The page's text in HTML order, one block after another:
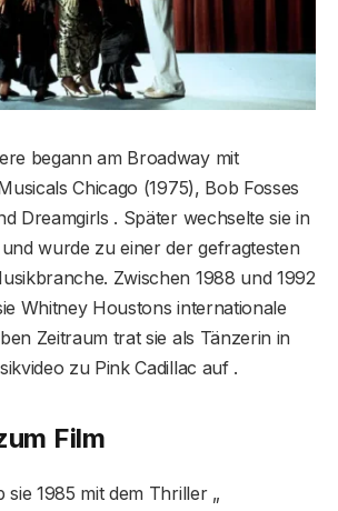
begann am Broadway mit
Chicago (1975), Bob Fosses
Dreamgirls . Später wechselte sie in
wurde zu einer der gefragtesten
Zwischen 1988 und 1992
Whitney Houstons internationale
Zeitraum trat sie als Tänzerin in
zu Pink Cadillac auf .
Film
sie 1985 mit dem Thriller „